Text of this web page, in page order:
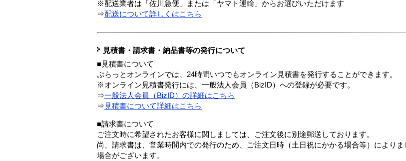
※配送業者は「佐川急便」または「ヤマト運輸」からお選びいただけます
⇒配送について詳しくはこちら
見積書・請求書・納品書等の発行について
■見積書について
ぷらっとオンラインでは、24時間いつでもオンライン見積書を発行することができます。
※オンライン見積書発行には、一般法人会員（BizID）への登録が必要です。
⇒一般法人会員（BizID）の詳細はこちら
⇒ 見積書について詳細はこちら
■請求書について
ご注文時に希望されたお客様に関しましては、ご注文後に別途郵送しております。
尚、請求書は、営業時間内での発行のため、ご注文日時（土日祝にかかる場合等）により
場合がございます。